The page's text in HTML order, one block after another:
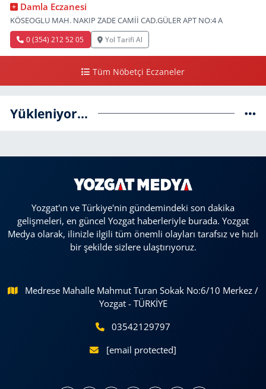
Damla Eczanesi
KÖSEOGLU MAH. NAKIP ZADE CAMİİ CAD.GÜLER APT NO:4 A
0 (354) 212 52 05 Yol Tarifi Al
Tüm Nöbetçi Eczaneler
Yükleniyor...
Yozgat'ın ve Türkiye'nin gündemindeki son dakika
gelişmeleri, en güncel Yozgat haberleriyle burada. Yozgat
Medya olarak, ilinizle ilgili tüm önemli olayları tarafsız ve hızlı
bir şekilde sizlere ulaştırıyoruz.
Medrese Mahalle Mahmut Turan Sokak No:6/10 Merkez /
Yozgat - TÜRKİYE
03542129797
[email protected]